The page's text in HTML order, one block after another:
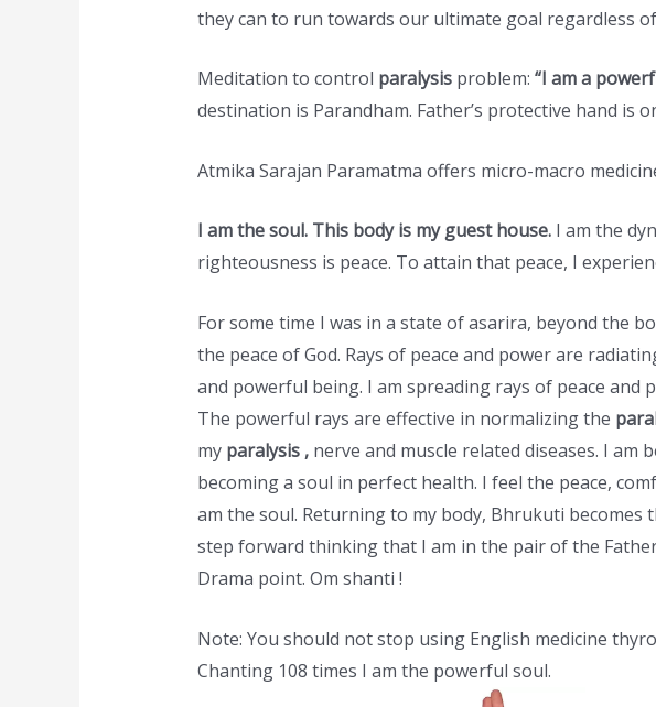
they can to run towards our ultimate goal regardless
Meditation to control paralysisproblem: “I am a
destination is Parandham. Father’s protective hand is
Atmika Sarajan Paramatma offers micro-macro
I am the soul. This body is my guest house.I am the
righteousness is peace. To attain that peace, I
For some time I was in a state of asarira, beyond the
the peace of God. Rays of peace and power are
and powerful being. I am spreading rays of peace
The powerful rays are effective in normalizing the
my paralysis , nerve and muscle related diseases. I am
becoming a soul in perfect health. I feel the peace,
am the soul. Returning to my body, Bhrukuti
step forward thinking that I am in the pair of the
Drama point. Om shanti !
Note: You should not stop using English medicine
Chanting 108 times I am the powerful soul.